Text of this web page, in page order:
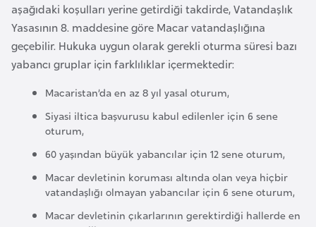
aşağıdaki koşulları yerine getirdiği takdirde, Vatandaşlık
Yasasının 8. maddesine göre Macar vatandaşlığına
geçebilir. Hukuka uygun olarak gerekli oturma süresi bazı
yabancı gruplar için farklılıklar içermektedir:
Macaristan’da en az 8 yıl yasal oturum,
Siyasi iltica başvurusu kabul edilenler için 6 sene
oturum,
60 yaşından büyük yabancılar için 12 sene oturum,
Macar devletinin koruması altında olan veya hiçbir
vatandaşlığı olmayan yabancılar için 6 sene oturum,
Macar devletinin çıkarlarının gerektirdiği hallerde en
Ç
a
d